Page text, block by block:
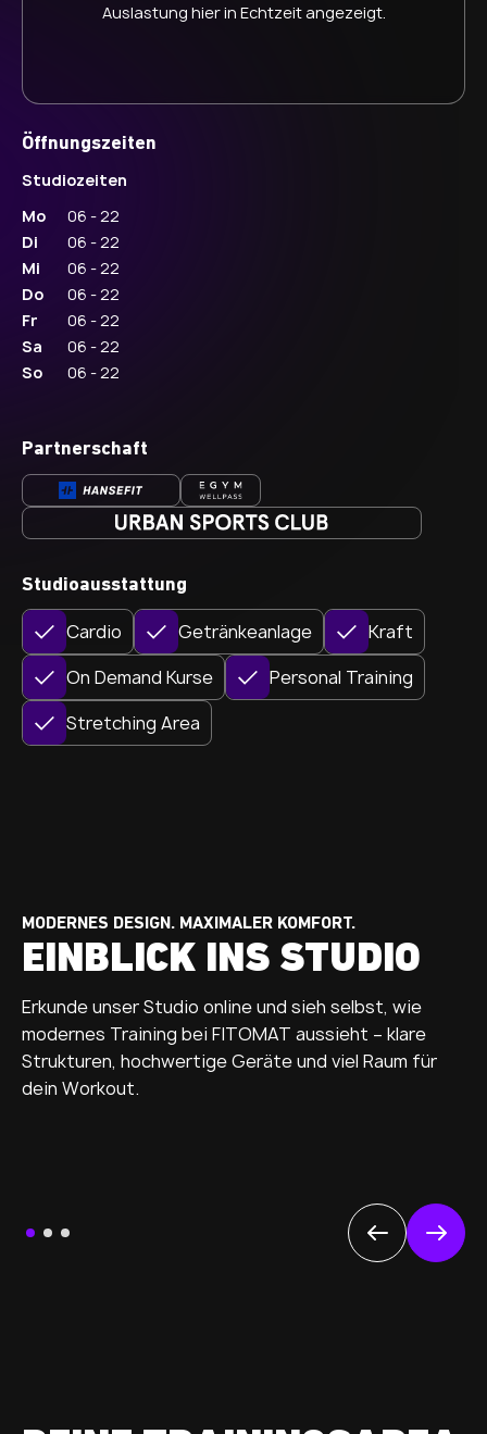
Auslastung hier in Echtzeit angezeigt.
Öffnungszeiten
Studiozeiten
Mo
06 - 22
Di
06 - 22
Mi
06 - 22
Do
06 - 22
Fr
06 - 22
Sa
06 - 22
So
06 - 22
Partnerschaft
Studioausstattung
Cardio Getränkeanlage
Kraft
On Demand Kurse
Personal Training
Stretching Area
MODERNES DESIGN. MAXIMALER KOMFORT.
EINBLICK INS STUDIO
Erkunde unser Studio online und sieh selbst, wie
modernes Training bei FITOMAT aussieht – klare
Strukturen, hochwertige Geräte und viel Raum für
dein Workout.